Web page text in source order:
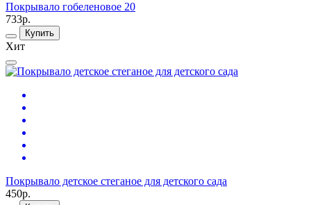
Покрывало гобеленовое 20
733р.
Купить
Хит
Покрывало детское стеганое для детского сада
450р.